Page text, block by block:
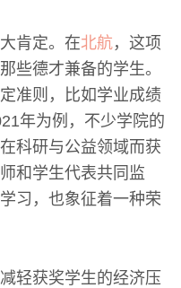
肯定。在北航，这项
些德才兼备的学生。
准则，比如学业成绩
年为例，不少学院的
科研与公益领域而获
和学生代表共同监
习，也象征着一种荣
轻获奖学生的经济压